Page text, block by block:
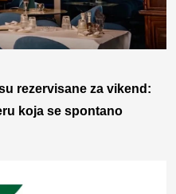
rezervisane za vikend:
koja se spontano